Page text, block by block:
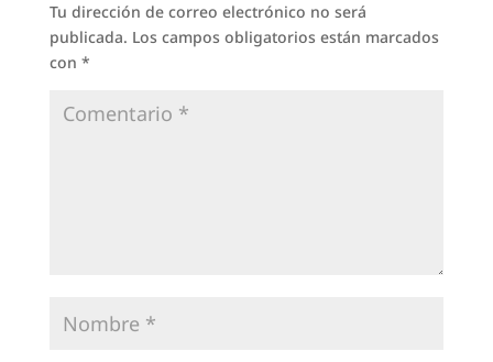
Tu dirección de correo electrónico no será
publicada. Los campos obligatorios están marcados
con *